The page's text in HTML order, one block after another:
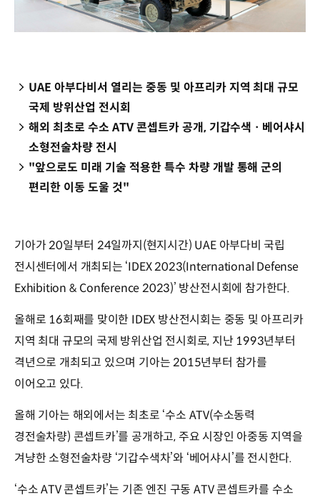
UAE 아부다비서 열리는 중동 및 아프리카 지역 최대 규모
국제 방위산업 전시회
해외 최초로 수소 ATV 콘셉트카 공개, 기갑수색ㆍ베어샤시
소형전술차량 전시
"앞으로도 미래 기술 적용한 특수 차량 개발 통해 군의
편리한 이동 도울 것"
기아가 20일부터 24일까지(현지시간) UAE 아부다비 국립
전시센터에서 개최되는 ‘IDEX 2023(International Defense
Exhibition & Conference 2023)’ 방산전시회에 참가한다.
올해로 16회째를 맞이한 IDEX 방산전시회는 중동 및 아프리카
지역 최대 규모의 국제 방위산업 전시회로, 지난 1993년부터
격년으로 개최되고 있으며 기아는 2015년부터 참가를
이어오고 있다.
올해 기아는 해외에서는 최초로 ‘수소 ATV(수소동력
경전술차량) 콘셉트카’를 공개하고, 주요 시장인 아중동 지역을
겨냥한 소형전술차량 ‘기갑수색차’와 ‘베어샤시’를 전시한다.
‘수소 ATV 콘셉트카’는 기존 엔진 구동 ATV 콘셉트카를 수소